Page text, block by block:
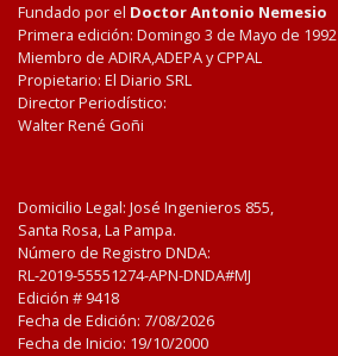
Fundado por el Doctor Antonio Nemesio
Primera edición: Domingo 3 de Mayo de 1992
Miembro de ADIRA,ADEPA y CPPAL
Propietario: El Diario SRL
Director Periodístico:
Walter René Goñi
Domicilio Legal: José Ingenieros 855,
Santa Rosa, La Pampa.
Número de Registro DNDA:
RL-2019-55551274-APN-DNDA#MJ
Edición # 9418
Fecha de Edición: 7/08/2026
Fecha de Inicio: 19/10/2000